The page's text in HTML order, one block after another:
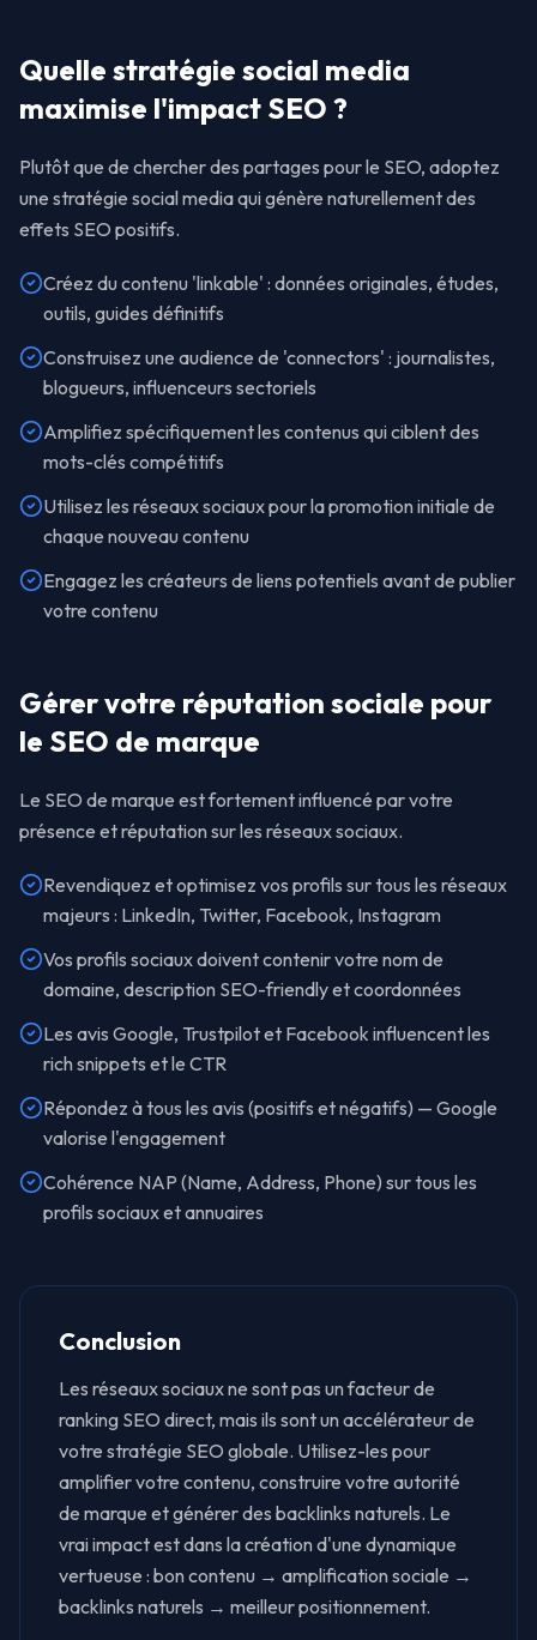
Quelle stratégie social media
maximise l'impact SEO ?
Plutôt que de chercher des partages pour le SEO, adoptez
une stratégie social media qui génère naturellement des
effets SEO positifs.
Créez du contenu 'linkable' : données originales, études,
outils, guides définitifs
Construisez une audience de 'connectors' : journalistes,
blogueurs, influenceurs sectoriels
Amplifiez spécifiquement les contenus qui ciblent des
mots-clés compétitifs
Utilisez les réseaux sociaux pour la promotion initiale de
chaque nouveau contenu
Engagez les créateurs de liens potentiels avant de publier
votre contenu
Gérer votre réputation sociale pour
le SEO de marque
Le SEO de marque est fortement influencé par votre
présence et réputation sur les réseaux sociaux.
Revendiquez et optimisez vos profils sur tous les réseaux
majeurs : LinkedIn, Twitter, Facebook, Instagram
Vos profils sociaux doivent contenir votre nom de
domaine, description SEO-friendly et coordonnées
Les avis Google, Trustpilot et Facebook influencent les
rich snippets et le CTR
Répondez à tous les avis (positifs et négatifs) — Google
valorise l'engagement
Cohérence NAP (Name, Address, Phone) sur tous les
profils sociaux et annuaires
Conclusion
Les réseaux sociaux ne sont pas un facteur de
ranking SEO direct, mais ils sont un accélérateur de
votre stratégie SEO globale. Utilisez-les pour
amplifier votre contenu, construire votre autorité
de marque et générer des backlinks naturels. Le
vrai impact est dans la création d'une dynamique
vertueuse : bon contenu → amplification sociale →
backlinks naturels → meilleur positionnement.